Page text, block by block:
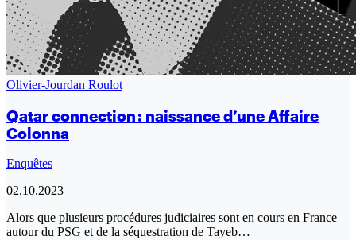
Olivier-Jourdan Roulot
Qatar connection : naissance d’une Affaire
Colonna
Enquêtes
02.10.2023
Alors que plusieurs procédures judiciaires sont en cours en France
autour du PSG et de la séquestration de Tayeb…